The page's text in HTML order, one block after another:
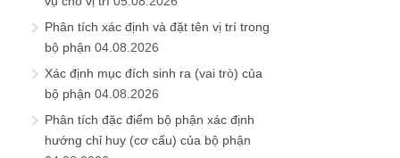
04.08.2026
Quy chế chuyên môn nào cần có để
công ty hoạt động đạt được các mục
tiêu kinh doanh? 04.08.2026
Muốn giải quyết bài toán hợp tác giữa
các bộ phận, cơ cấu tổ chức cần có quy
trình phối hợp tổng thể toàn công ty